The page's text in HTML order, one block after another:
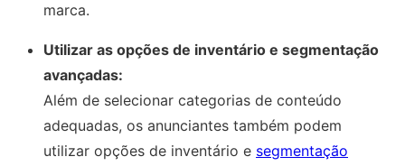
marca.
Utilizar as opções de inventário e segmentação
avançadas:
Além de selecionar categorias de conteúdo
adequadas, os anunciantes também podem
utilizar opções de inventário e segmentação